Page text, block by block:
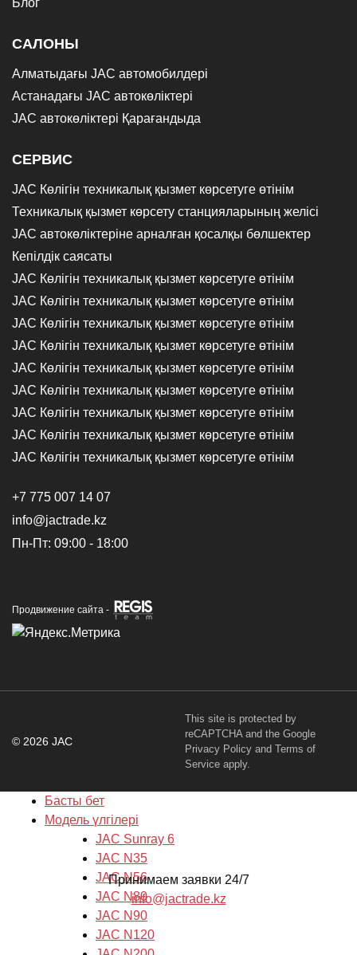
Блог
САЛОНЫ
Алматыдағы JAC автомобилдері
Астанадағы JAC автокөліктері
JAC автокөліктері Қарағандыда
СЕРВИС
JAC Көлігін техникалық қызмет көрсетуге өтінім
Техникалық қызмет көрсету станцияларының желісі
JAC автокөліктеріне арналған қосалқы бөлшектер
Кепілдік саясаты
JAC Көлігін техникалық қызмет көрсетуге өтінім
JAC Көлігін техникалық қызмет көрсетуге өтінім
JAC Көлігін техникалық қызмет көрсетуге өтінім
JAC Көлігін техникалық қызмет көрсетуге өтінім
JAC Көлігін техникалық қызмет көрсетуге өтінім
JAC Көлігін техникалық қызмет көрсетуге өтінім
JAC Көлігін техникалық қызмет көрсетуге өтінім
JAC Көлігін техникалық қызмет көрсетуге өтінім
JAC Көлігін техникалық қызмет көрсетуге өтінім
+7 775 007 14 07
info@jactrade.kz
Пн-Пт: 09:00 - 18:00
Продвижение сайта -
© 2026 JAC
This site is protected by
reCAPTCHA and the Google
Privacy Policy and Terms of
Service apply.
Басты бет
Модель үлгілері
JAC Sunray 6
JAC N35
JAC N56
JAC N80
JAC N90
JAC N120
Принимаем заявки 24/7
info@jactrade.kz